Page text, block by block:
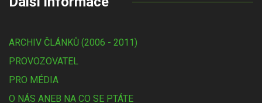
ARCHIV ČLÁNKŮ (2006 - 2011)
PROVOZOVATEL
PRO MÉDIA
O NÁS ANEB NA CO SE PTÁTE